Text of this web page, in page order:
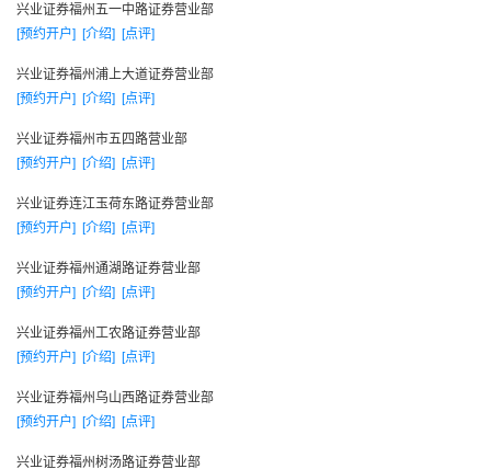
代理还本付息、分红派息
兴业证券 证券代保管、鉴证
代理登记开户
证券的承销和上市推荐
证券投资咨询
委托资产管理
发起设立证券投资基金和基金管理公司
代理网上委托证券买卖
编辑本段
融资服务产品系列
管理咨询产品系列
兴业证券福州五一中路证券营业部
[预约开户] [介绍] [点评]
兴业证券福州浦上大道证券营业部
[预约开户] [介绍] [点评]
兴业证券福州市五四路营业部
[预约开户] [介绍] [点评]
兴业证券连江玉荷东路证券营业部
[预约开户] [介绍] [点评]
兴业证券福州通湖路证券营业部
[预约开户] [介绍] [点评]
兴业证券福州工农路证券营业部
[预约开户] [介绍] [点评]
兴业证券福州乌山西路证券营业部
[预约开户] [介绍] [点评]
兴业证券福州树汤路证券营业部